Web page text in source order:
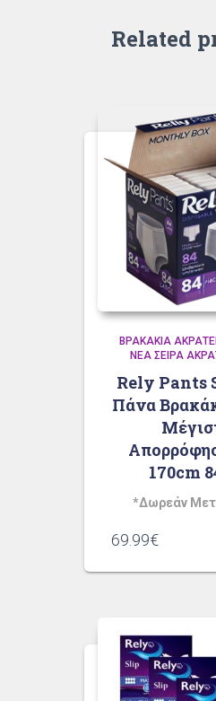
Related
ΒΡΑΚΆΚΙΑ
ΝΈΑ ΣΕΙΡΆ
Rely Pants
Πάνα
170cm
*Δωρεάν
69.99€